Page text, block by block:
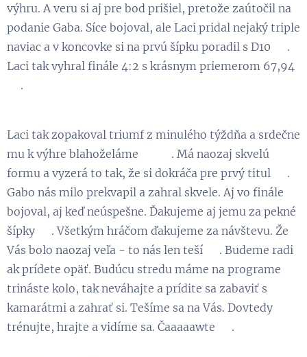
výhru. A veru si aj pre bod prišiel, pretože zaútočil na
podanie Gaba. Síce bojoval, ale Laci pridal nejaký triple
naviac a v koncovke si na prvú šípku poradil s D10 💪.
Laci tak vyhral finále 4:2 s krásnym priemerom 67,94
👏.
Laci tak zopakoval triumf z minulého týždňa a srdečne
mu k výhre blahoželáme 🏆 👏. Má naozaj skvelú
formu a vyzerá to tak, že si dokráča pre prvý titul 😉.
Gabo nás milo prekvapil a zahral skvele. Aj vo finále
bojoval, aj keď neúspešne. Ďakujeme aj jemu za pekné
šípky 💪. Všetkým hráčom ďakujeme za návštevu. Že
Vás bolo naozaj veľa - to nás len teší 😃. Budeme radi
ak prídete opäť. Budúcu stredu máme na programe
trináste kolo, tak neváhajte a prídite sa zabaviť s
kamarátmi a zahrať si. Tešíme sa na Vás. Dovtedy
trénujte, hrajte a vidíme sa. Čaaaaawte 😉.